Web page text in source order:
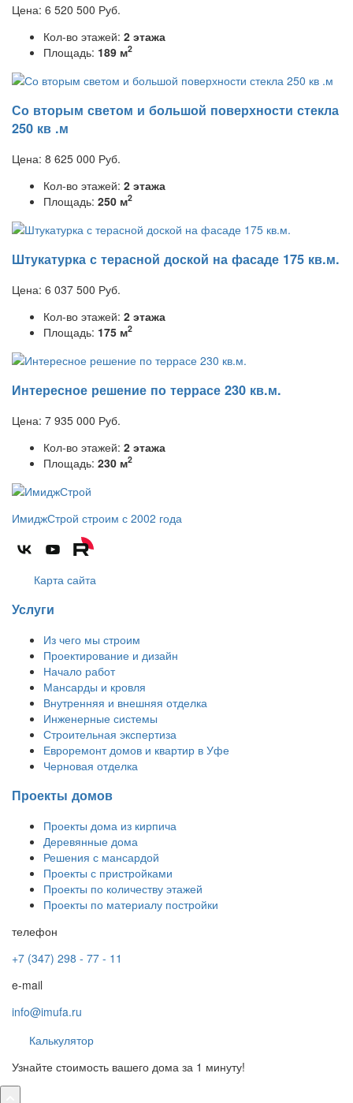
Цена: 6 520 500 Руб.
Кол-во этажей: 2 этажа
Площадь: 189 м2
Со вторым светом и большой поверхности стекла
250 кв .м
Цена: 8 625 000 Руб.
Кол-во этажей: 2 этажа
Площадь: 250 м2
Штукатурка с терасной доской на фасаде 175 кв.м.
Цена: 6 037 500 Руб.
Кол-во этажей: 2 этажа
Площадь: 175 м2
Интересное решение по террасе 230 кв.м.
Цена: 7 935 000 Руб.
Кол-во этажей: 2 этажа
Площадь: 230 м2
ИмиджСтрой строим с 2002 года
Карта сайта
Услуги
Из чего мы строим
Проектирование и дизайн
Начало работ
Мансарды и кровля
Внутренняя и внешняя отделка
Инженерные системы
Строительная экспертиза
Евроремонт домов и квартир в Уфе
Черновая отделка
Проекты домов
Проекты дома из кирпича
Деревянные дома
Решения с мансардой
Проекты с пристройками
Проекты по количеству этажей
Проекты по материалу постройки
телефон
+7 (347) 298 - 77 - 11
e-mail
info@imufa.ru
Калькулятор
Узнайте стоимость вашего дома за 1 минуту!